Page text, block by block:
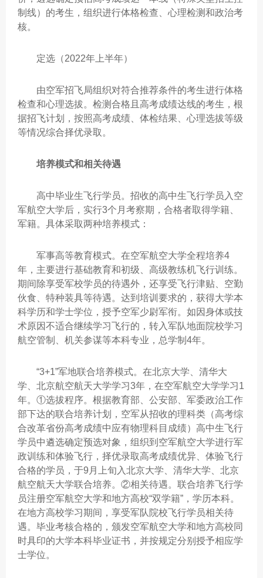
制线）的考生，组织进行体格检查、心理检测和政治考
核。
定选（2022年上半年）
由空军招飞局组织对符合推荐条件的考生进行体格
检查和心理选拔。检测合格且高考成绩达线的考生，根
据招飞计划，按照高考成绩、体检结果、心理选拔等级
等情况综合择优录取。
培养模式和相关待遇
高中毕业生飞行学员。招收的高中生飞行学员入空
军航空大学后，实行3个月考察期，合格者取得学籍、
军籍。具体采取两种培养模式：
军事高等教育模式。在空军航空大学全程培养4
年，主要进行基础教育和初级、高级教练机飞行训练。
期间除享受军校学员的待遇外，还享受飞行津贴、空勤
伙食、特种装具等待遇。达到培训要求的，获得大学本
科学历和学士学位，授予空军少尉军衔。如因身体或技
术原因不适合继续学习飞行的，转入军队地面院校学习
航空管制、机关参谋等本科专业，总学制4年。
“3+1”军地联合培养模式。在北京大学、清华大
学、北京航空航天大学学习3年，在空军航空大学学习1
年。①选拔程序。根据教育部、公安部、军委政治工作
部下达的联合培养计划，空军从招收的理科类（高考综
合改革省份高考成绩中应有物理科目成绩）高中生飞行
学员中遴选确定预选对象，组织到空军航空大学进行军
政训练和体验飞行，择优录取高考成绩优异、体验飞行
合格的学员，于9月上旬入北京大学、清华大学、北京
航空航天大学联合培养。②相关待遇。联合培养飞行学
员注册空军航空大学和地方高校“双学籍”，学历本科。
在地方高校学习期间，享受军队院校飞行学员相关待
遇。毕业考核合格的，颁发空军航空大学和地方高校同
时具印的大学本科毕业证书，并按规定分别授予相应学
士学位。